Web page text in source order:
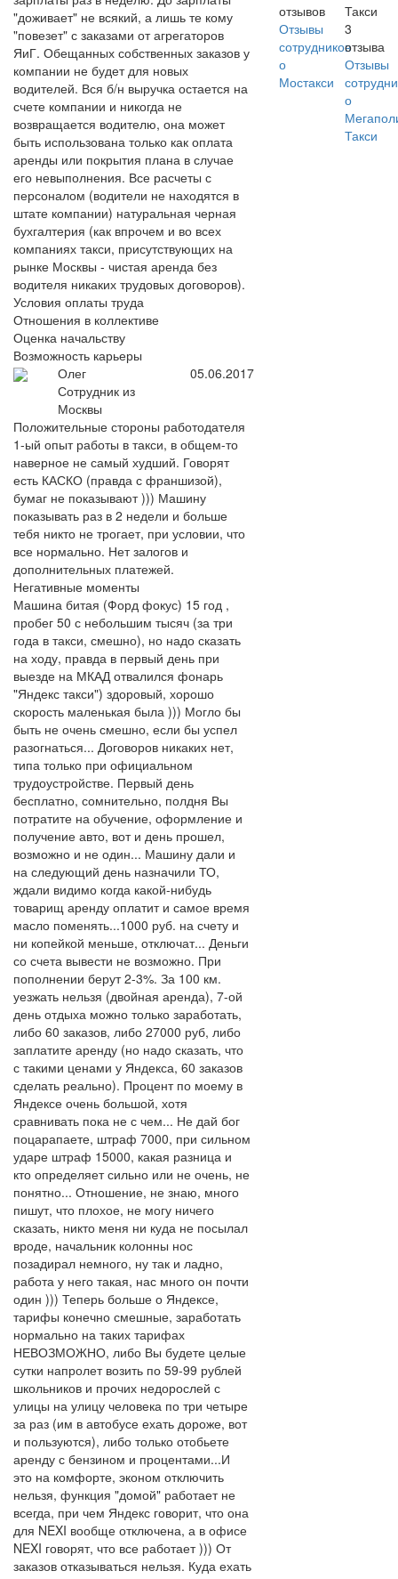
"доживает" не всякий, а лишь те кому
"повезет" с заказами от агрегаторов
ЯиГ. Обещанных собственных заказов у
компании не будет для новых
водителей. Вся б/н выручка остается на
счете компании и никогда не
возвращается водителю, она может
быть использована только как оплата
аренды или покрытия плана в случае
его невыполнения. Все расчеты с
персоналом (водители не находятся в
штате компании) натуральная черная
бухгалтерия (как впрочем и во всех
компаниях такси, присутствующих на
рынке Москвы - чистая аренда без
водителя никаких трудовых договоров).
Условия оплаты труда
Отношения в коллективе
Оценка начальству
Возможность карьеры
Олег
Сотрудник из
Москвы
05.06.2017
Положительные стороны работодателя
1-ый опыт работы в такси, в общем-то
наверное не самый худший. Говорят
есть КАСКО (правда с франшизой),
бумаг не показывают ))) Машину
показывать раз в 2 недели и больше
тебя никто не трогает, при условии, что
все нормально. Нет залогов и
дополнительных платежей.
Негативные моменты
Машина битая (Форд фокус) 15 год ,
пробег 50 с небольшим тысяч (за три
года в такси, смешно), но надо сказать
на ходу, правда в первый день при
выезде на МКАД отвалился фонарь
"Яндекс такси") здоровый, хорошо
скорость маленькая была ))) Могло бы
быть не очень смешно, если бы успел
разогнаться... Договоров никаких нет,
типа только при официальном
трудоустройстве. Первый день
бесплатно, сомнительно, полдня Вы
потратите на обучение, оформление и
получение авто, вот и день прошел,
возможно и не один... Машину дали и
на следующий день назначили ТО,
ждали видимо когда какой-нибудь
товарищ аренду оплатит и самое время
масло поменять...1000 руб. на счету и
ни копейкой меньше, отключат... Деньги
со счета вывести не возможно. При
пополнении берут 2-3%. За 100 км.
уезжать нельзя (двойная аренда), 7-ой
день отдыха можно только заработать,
либо 60 заказов, либо 27000 руб, либо
заплатите аренду (но надо сказать, что
с такими ценами у Яндекса, 60 заказов
сделать реально). Процент по моему в
Яндексе очень большой, хотя
сравнивать пока не с чем... Не дай бог
поцарапаете, штраф 7000, при сильном
ударе штраф 15000, какая разница и
кто определяет сильно или не очень, не
понятно... Отношение, не знаю, много
пишут, что плохое, не могу ничего
сказать, никто меня ни куда не посылал
вроде, начальник колонны нос
позадирал немного, ну так и ладно,
работа у него такая, нас много он почти
один ))) Теперь больше о Яндексе,
тарифы конечно смешные, заработать
нормально на таких тарифах
НЕВОЗМОЖНО, либо Вы будете целые
сутки напролет возить по 59-99 рублей
школьников и прочих недорослей с
улицы на улицу человека по три четыре
за раз (им в автобусе ехать дороже, вот
и пользуются), либо только отобьете
аренду с бензином и процентами...И
это на комфорте, эконом отключить
нельзя, функция "домой" работает не
всегда, при чем Яндекс говорит, что она
для NEXI вообще отключена, а в офисе
NEXI говорят, что все работает ))) От
заказов отказываться нельзя. Куда ехать
отзывов
Отзывы
сотрудников
о
Мостакси
Такси
3
отзыва
Отзывы
о
Такси